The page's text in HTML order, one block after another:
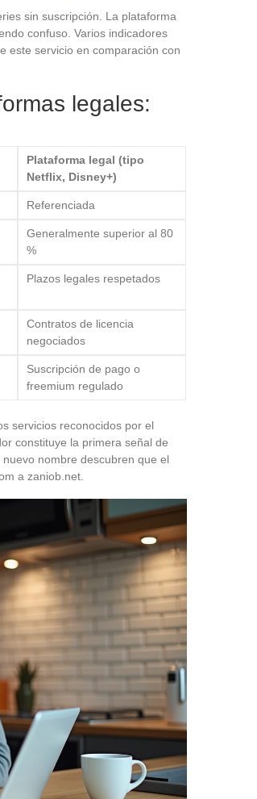
sin suscripción. La plataforma
confuso. Varios indicadores
este servicio en comparación con
legales:
Plataforma legal (tipo
Netflix, Disney+)
Referenciada
Generalmente superior al 80
%
Plazos legales respetados
Contratos de licencia
negociados
Suscripción de pago o
freemium regulado
servicios reconocidos por el
constituye la primera señal de
nombre descubren que el
a zaniob.net.